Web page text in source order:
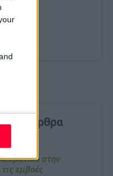
άρθρα
στην
εμβοές